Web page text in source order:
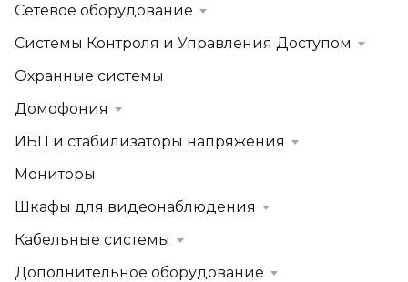
Сетевое оборудование
Системы Контроля и Управления Доступом
Охранные системы
Домофония
ИБП и стабилизаторы напряжения
Мониторы
Шкафы для видеонаблюдения
Кабельные системы
Дополнительное оборудование